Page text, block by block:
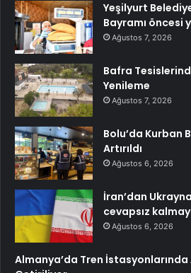
Yeşilyurt
Bayramı öncesi
Ağustos 7, 2026
Bafra
Yenileme
Ağustos 7, 2026
Bolu’da Kurban
Artırıldı
Ağustos 6, 2026
İran’dan
cevapsız
Ağustos 6, 2026
Almanya’da Tren İstasyonlarında